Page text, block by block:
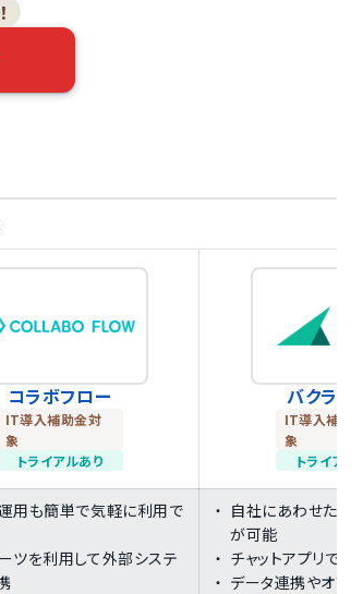
コラボフロー
IT導入補助金対
象
トライアルあり
バクラク
IT導入補助金
象
トライアル
用も簡単で気軽に利用で
ツを利用して外部システ
自社にあわせた汎
が可能
チャットアプリで承
データ連携やオプシ